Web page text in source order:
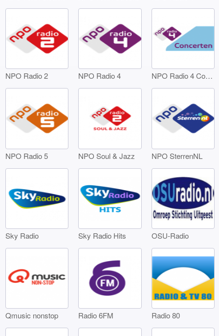
NPO Radio 2 NPO Radio 4 NPO Radio 4 Concerten
NPO Radio 5 NPO Soul & Jazz NPO SterrenNL
Sky Radio Sky Radio Hits OSU-Radio
Qmusic nonstop Radio 6FM Radio 80